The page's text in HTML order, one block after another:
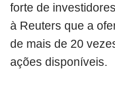
forte de
à Reuters que a
de mais de 20
ações disponíveis.